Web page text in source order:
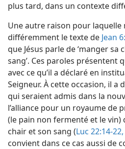
plus tard, dans un contexte
Une autre raison pour
différemment le texte de Jean
que Jésus parle de ‘manger sa
sang’. Ces paroles présentent
avec ce qu’il a déclaré en
Seigneur. À cette occasion, il a
qui seraient admis dans la
l’alliance pour un royaume de
(le pain non fermenté et le vin)
chair et son sang (Luc 22:14-22,
convient dans ce cas aussi de